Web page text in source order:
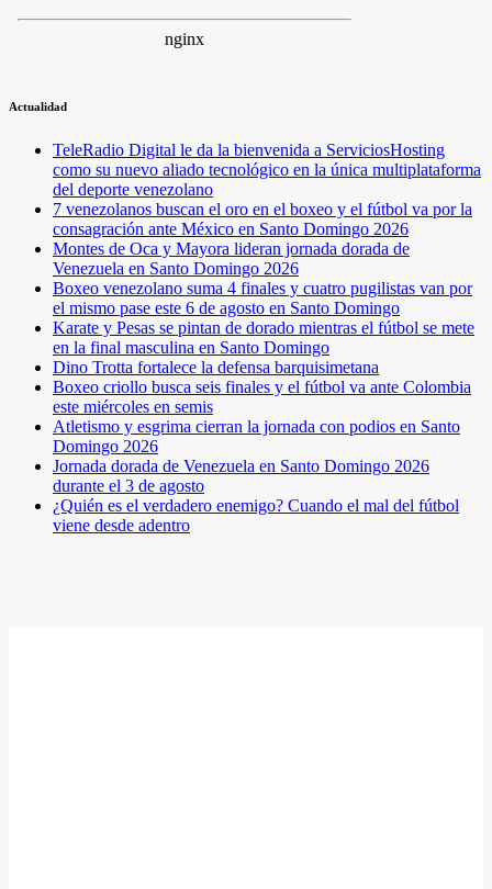
Actualidad
TeleRadio Digital le da la bienvenida a ServiciosHosting
como su nuevo aliado tecnológico en la única multiplataforma
del deporte venezolano
7 venezolanos buscan el oro en el boxeo y el fútbol va por la
consagración ante México en Santo Domingo 2026
Montes de Oca y Mayora lideran jornada dorada de
Venezuela en Santo Domingo 2026
Boxeo venezolano suma 4 finales y cuatro pugilistas van por
el mismo pase este 6 de agosto en Santo Domingo
Karate y Pesas se pintan de dorado mientras el fútbol se mete
en la final masculina en Santo Domingo
Dino Trotta fortalece la defensa barquisimetana
Boxeo criollo busca seis finales y el fútbol va ante Colombia
este miércoles en semis
Atletismo y esgrima cierran la jornada con podios en Santo
Domingo 2026
Jornada dorada de Venezuela en Santo Domingo 2026
durante el 3 de agosto
¿Quién es el verdadero enemigo? Cuando el mal del fútbol
viene desde adentro